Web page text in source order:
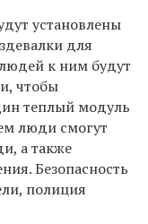
установлены
для
к ним будут
чтобы
теплый модуль
люди смогут
а также
Безопасность
полиция